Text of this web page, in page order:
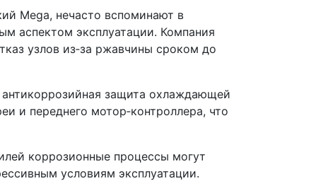
Mega, нечасто вспоминают в
аспектом эксплуатации. Компания
узлов из‑за ржавчины сроком до
защита охлаждающей
и переднего мотор‑контроллера, что
коррозионные процессы могут
условиям эксплуатации.